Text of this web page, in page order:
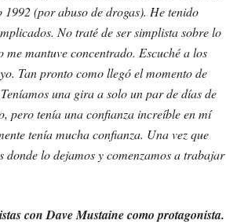
(por abuso de drogas). He tenido
No traté de ser simplista sobre lo
mantuve concentrado. Escuché a los
Tan pronto como llegó el momento de
una gira a solo un par de días de
pero tenía una confianza increíble en mí
tenía mucha confianza. Una vez que
lo dejamos y comenzamos a trabajar
con Dave Mustaine como protagonista.